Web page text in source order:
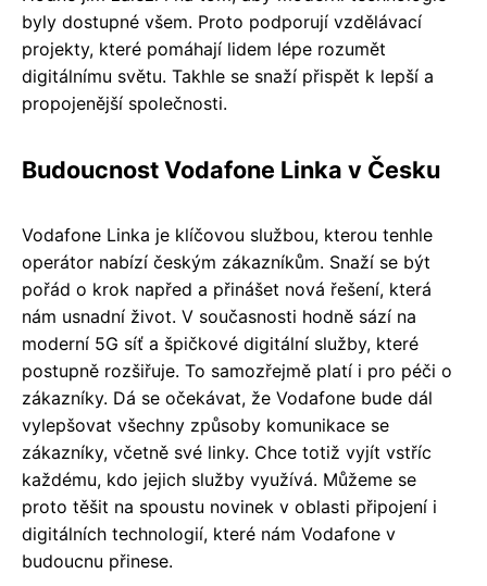
byly dostupné všem. Proto podporují vzdělávací
projekty, které pomáhají lidem lépe rozumět
digitálnímu světu. Takhle se snaží přispět k lepší a
propojenější společnosti.
Budoucnost Vodafone Linka v Česku
Vodafone Linka je klíčovou službou, kterou tenhle
operátor nabízí českým zákazníkům. Snaží se být
pořád o krok napřed a přinášet nová řešení, která
nám usnadní život. V současnosti hodně sází na
moderní 5G síť a špičkové digitální služby, které
postupně rozšiřuje. To samozřejmě platí i pro péči o
zákazníky. Dá se očekávat, že Vodafone bude dál
vylepšovat všechny způsoby komunikace se
zákazníky, včetně své linky. Chce totiž vyjít vstříc
každému, kdo jejich služby využívá. Můžeme se
proto těšit na spoustu novinek v oblasti připojení i
digitálních technologií, které nám Vodafone v
budoucnu přinese.